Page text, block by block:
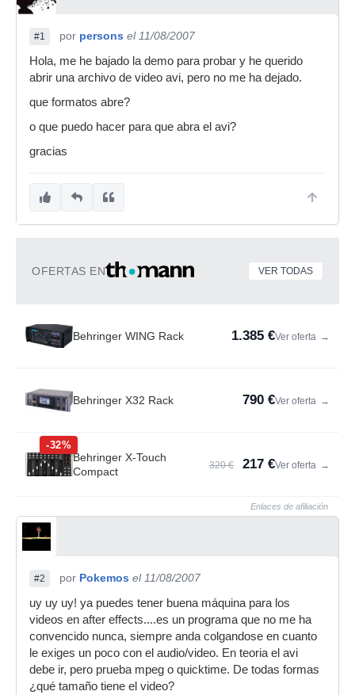
#1 por persons el 11/08/2007
Hola, me he bajado la demo para probar y he querido
abrir una archivo de video avi, pero no me ha dejado.
que formatos abre?
o que puedo hacer para que abra el avi?
gracias
OFERTAS EN VER TODAS
Behringer WING Rack 1.385 €Ver oferta →
Behringer X32 Rack 790 €Ver oferta →
-32%
Behringer X-Touch
Compact
320 € 217 €Ver oferta →
Enlaces de afiliación
#2 por Pokemos el 11/08/2007
uy uy uy! ya puedes tener buena máquina para los
videos en after effects....es un programa que no me ha
convencido nunca, siempre anda colgandose en cuanto
le exiges un poco con el audio/video. En teoria el avi
debe ir, pero prueba mpeg o quicktime. De todas formas
¿qué tamaño tiene el video?